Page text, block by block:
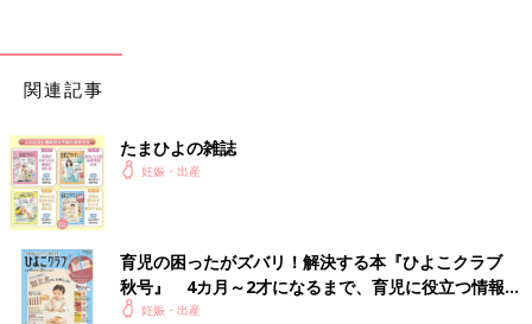
ウ糖も1本追加される。
木馬に1時間乗って揺れたり、うとうとすると陣痛が3分間隔で来
15:00
子宮口3cm、やわらかくはなっていると。
18:00頃
診察あり、早くて21時頃、5cmになって午前中には産まれるかな
と言われる。
関連記事
たまひよの雑誌
妊娠・出産
育児の困ったがズバリ！解決する本『ひよこクラブ
秋号』 4カ月～2才になるまで、育児に役立つ情報が
いっぱい！
妊娠・出産